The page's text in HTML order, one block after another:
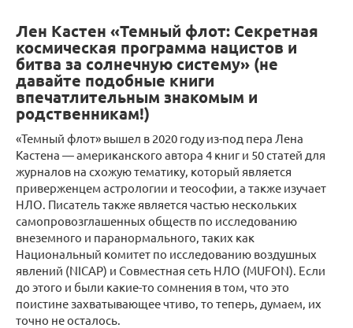
Лен Кастен «Темный флот: Секретная
космическая программа нацистов и
битва за солнечную систему» (не
давайте подобные книги
впечатлительным знакомым и
родственникам!)
«Темный флот» вышел в 2020 году из-под пера Лена
Кастена — американского автора 4 книг и 50 статей для
журналов на схожую тематику, который является
приверженцем астрологии и теософии, а также изучает
НЛО. Писатель также является частью нескольких
самопровозглашенных обществ по исследованию
внеземного и паранормального, таких как
Национальный комитет по исследованию воздушных
явлений (NICAP) и Совместная сеть НЛО (MUFON). Если
до этого и были какие-то сомнения в том, что это
поистине захватывающее чтиво, то теперь, думаем, их
точно не осталось.